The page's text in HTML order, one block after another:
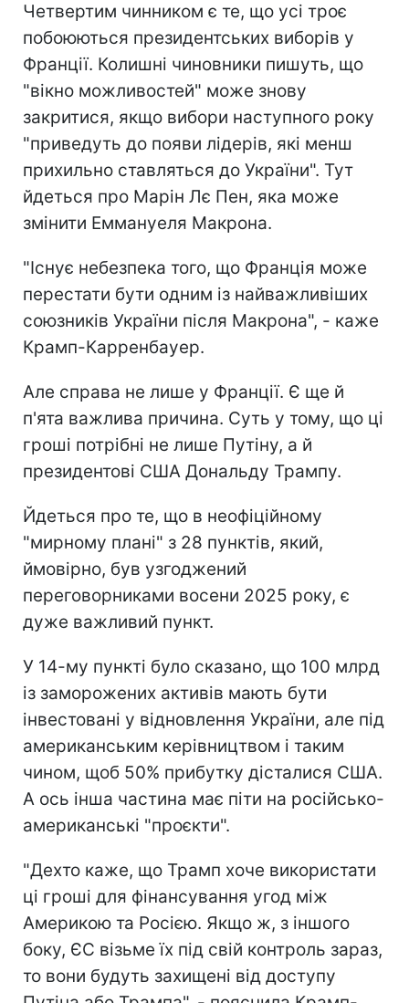
Четвертим чинником є те, що усі троє
побоюються президентських виборів у
Франції. Колишні чиновники пишуть, що
"вікно можливостей" може знову
закритися, якщо вибори наступного року
"приведуть до появи лідерів, які менш
прихильно ставляться до України". Тут
йдеться про Марін Лє Пен, яка може
змінити Еммануеля Макрона.
"Існує небезпека того, що Франція може
перестати бути одним із найважливіших
союзників України після Макрона", - каже
Крамп-Карренбауер.
Але справа не лише у Франції. Є ще й
п'ята важлива причина. Суть у тому, що ці
гроші потрібні не лише Путіну, а й
президентові США Дональду Трампу.
Йдеться про те, що в неофіційному
"мирному плані" з 28 пунктів, який,
ймовірно, був узгоджений
переговорниками восени 2025 року, є
дуже важливий пункт.
У 14-му пункті було сказано, що 100 млрд
із заморожених активів мають бути
інвестовані у відновлення України, але під
американським керівництвом і таким
чином, щоб 50% прибутку дісталися США.
А ось інша частина має піти на російсько-
американські "проєкти".
"Дехто каже, що Трамп хоче використати
ці гроші для фінансування угод між
Америкою та Росією. Якщо ж, з іншого
боку, ЄС візьме їх під свій контроль зараз,
то вони будуть захищені від доступу